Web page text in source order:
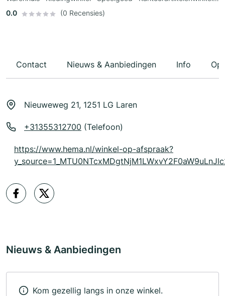
0.0
(0 Recensies)
Contact Nieuws & Aanbiedingen Info
Nieuweweg 21, 1251 LG Laren
+31355312700 (Telefoon)
https://www.hema.nl/winkel-op-afspraak?
Nieuws & Aanbiedingen
Kom gezellig langs in onze winkel.